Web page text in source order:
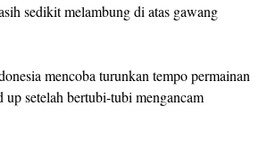
sedikit melambung di atas gawang
mencoba turunkan tempo permainan
up setelah bertubi-tubi mengancam